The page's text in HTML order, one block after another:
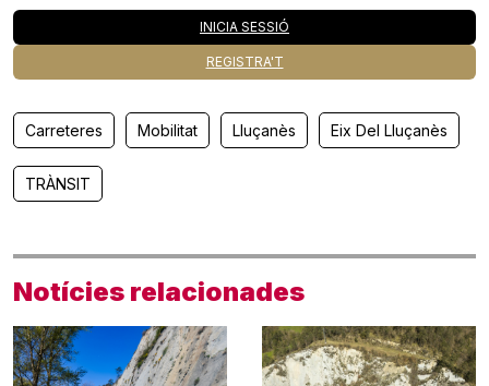
INICIA SESSIÓ
REGISTRA'T
Carreteres Mobilitat Lluçanès Eix Del Lluçanès
TRÀNSIT
Notícies relacionades